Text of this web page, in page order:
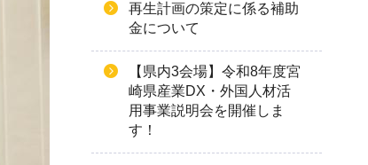
再生計画の策定に係る補助
金について
【県内3会場】令和8年度宮
崎県産業DX・外国人材活
用事業説明会を開催しま
す！